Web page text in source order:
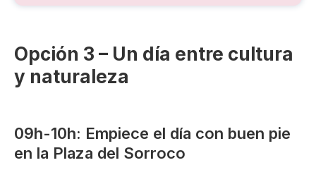
Opción 3 – Un día entre cultura
y naturaleza
09h-10h: Empiece el día con buen pie
en la Plaza del Sorroco